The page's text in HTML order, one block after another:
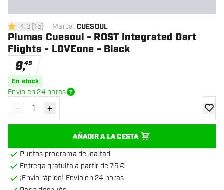
4.3 estrellas de puntuación
4.3[15] Marca: CUESOUL
Plumas Cuesoul - ROST Integrated Dart
Flights - LOVEone - Black
9,45
En stock
Envío en 24 horas
Disminuir cantidad
- Aumentar cantidad
+
AÑADIR A LA CESTA
Puntos programa de lealtad
Entrega gratuita a partir de 75 €
¡Envío rápido! Envío en 24 horas